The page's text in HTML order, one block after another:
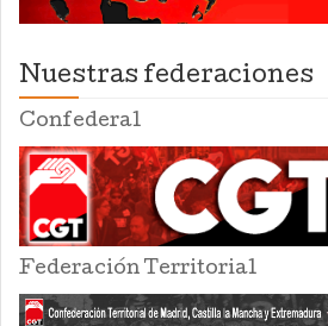
Nuestras federaciones
Confederal
Federación Territorial